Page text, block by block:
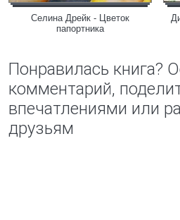
Селина Дрейк - Цветок
папортника
Понравилась книга?
комментарий,
впечатлениями или
друзьям